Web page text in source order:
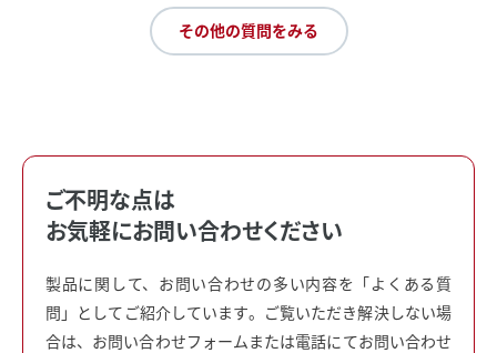
その他の質問をみる
ご不明な点は
お気軽にお問い合わせください
製品に関して、お問い合わせの多い内容を「よくある質
問」としてご紹介しています。ご覧いただき解決しない場
合は、お問い合わせフォームまたは電話にてお問い合わせ